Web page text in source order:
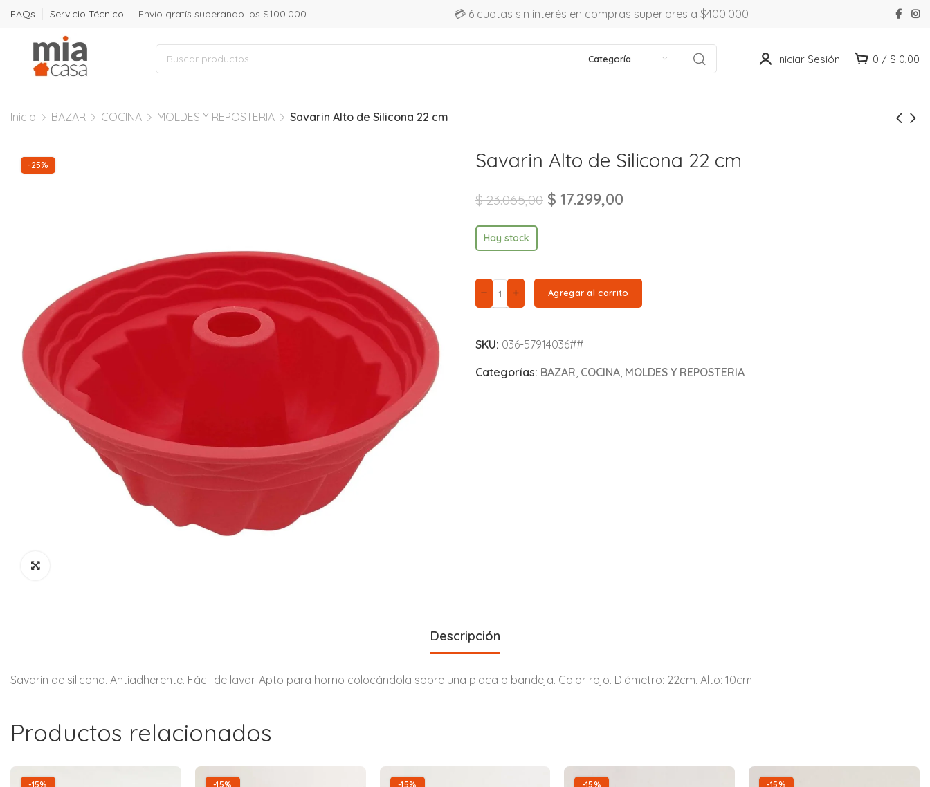
FAQs Servicio Técnico Envío gratís superando los $100.000 💳 6 cuotas sin interés en compras superiores a $400.000
Categoría Iniciar Sesión 0 / $ 0,00
Inicio BAZAR COCINA MOLDES Y REPOSTERIA Savarin Alto de Silicona 22 cm
-25% Savarin Alto de Silicona 22 cm
$23.065,00 $ 17.299,00
Hay stock
Agregar al carrito
SKU: 036-57914036##
Categorías: BAZAR COCINA MOLDES Y REPOSTERIA
Descripción
Savarin de silicona. Antiadherente. Fácil de lavar. Apto para horno colocándola sobre una placa o bandeja. Color rojo. Diámetro: 22cm. Alto: 10cm
Productos relacionados
-15% -15% -15% -15% -15%